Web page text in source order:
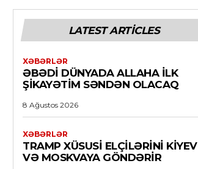
LATEST ARTICLES
XƏBƏRLƏR
ƏBƏDI DÜNYADA ALLAHA ILK
ŞIKAYƏTIM SƏNDƏN OLACAQ
8 Ağustos 2026
XƏBƏRLƏR
TRAMP XÜSUSI ELÇILƏRINI KIYEV
VƏ MOSKVAYA GÖNDƏRIR